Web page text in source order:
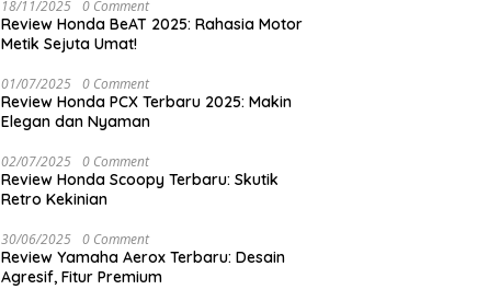
18/11/2025 0 Comment
Review Honda BeAT 2025: Rahasia Motor
Metik Sejuta Umat!
01/07/2025 0 Comment
Review Honda PCX Terbaru 2025: Makin
Elegan dan Nyaman
02/07/2025 0 Comment
Review Honda Scoopy Terbaru: Skutik
Retro Kekinian
30/06/2025 0 Comment
Review Yamaha Aerox Terbaru: Desain
Agresif, Fitur Premium